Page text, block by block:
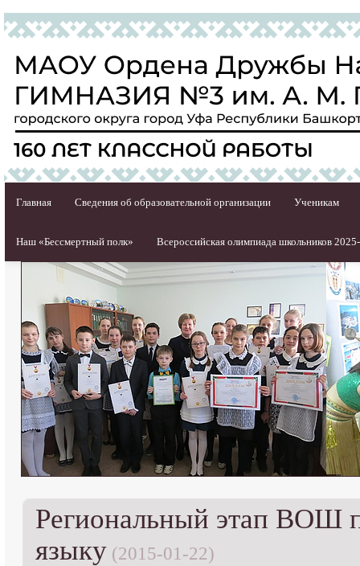
Главная Сведения об образовательной организации Ученикам
Наш «Бессмертный полк» Всероссийская олимпиада школьников
Региональный этап ВОШ
языку (2015-01-22)